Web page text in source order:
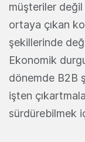
müşteriler
ortaya çıkan
şekillerinde
Ekonomik
dönemde B2B
işten
sürdürebilmek